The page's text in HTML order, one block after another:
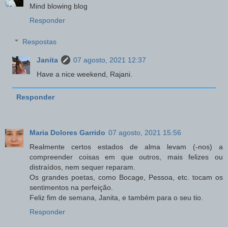
Mind blowing blog
Responder
Respostas
Janita
07 agosto, 2021 12:37
Have a nice weekend, Rajani.
Responder
Maria Dolores Garrido 07 agosto, 2021 15:56
Realmente certos estados de alma levam (-nos) a
compreender coisas em que outros, mais felizes ou
distraídos, nem sequer reparam.
Os grandes poetas, como Bocage, Pessoa, etc. tocam os
sentimentos na perfeição.
Feliz fim de semana, Janita, e também para o seu tio.
Responder